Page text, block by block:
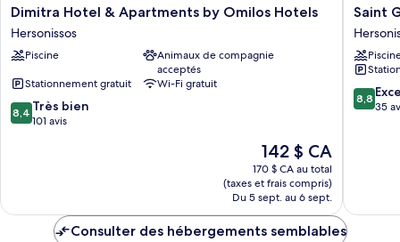
Dimitra
Hotel
&
Apartments
Omilos
Hotels
Hersonissos
Dimitra Hotel & Apartments by Omilos Hotels
Hersonissos
Piscine
Animaux de compagnie
acceptés
Stationnement gratuit
Wi-Fi gratuit
8.4
sur
8,4 Très bien
101 avis
Le
prix
est
de
142 $ CA
142 $ CA
170 $ CA au total
(taxes et frais compris)
Du 5 sept. au 6 sept.
Saint
George
Gournes
Bay
Saint
8.8
sur
8,8
35
Consulter des hébergements semblables